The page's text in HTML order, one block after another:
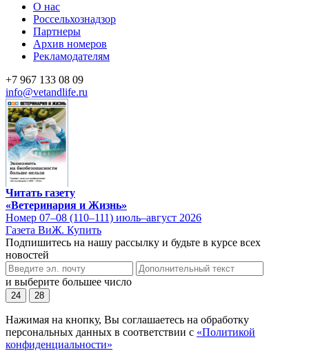
О нас
Россельхознадзор
Партнеры
Архив номеров
Рекламодателям
+7 967 133 08 09
info@vetandlife.ru
Читать газету
«Ветеринария и Жизнь»
Номер 07–08 (110–111) июль–август 2026
Газета ВиЖ. Купить
Подпишитесь на нашу рассылку и будьте в курсе всех
новостей
и выберите большее число
24 28
Нажимая на кнопку, Вы соглашаетесь на обработку
персональных данных в соответствии с «Политикой
конфиденциальности»